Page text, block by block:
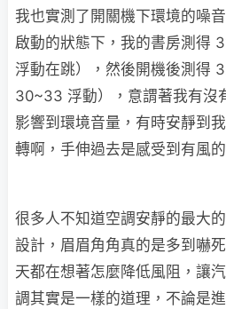
我也實測了開關機下環境的噪
啟動的狀態下，我的書房測得
浮動在跳），然後開機後測得
30~33 浮動），意謂著我有沒
影響到環境音量，有時安靜到
轉啊，手伸過去是感受到有風的
很多人不知道空調安靜的最大
設計，眉眉角角真的是多到嚇
天都在想著怎麼降低風阻，讓
調其實是一樣的道理，不論是